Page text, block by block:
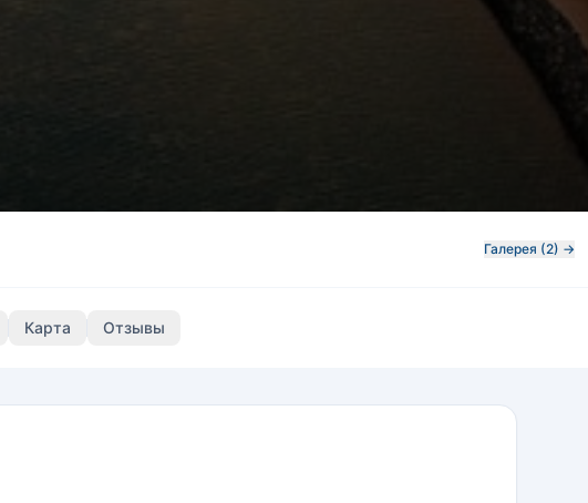
Галерея (2) →
Карта Отзывы